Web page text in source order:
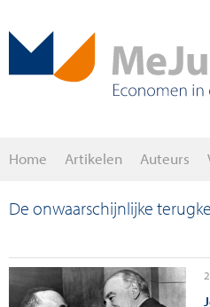
Home Artikelen Auteurs
De onwaarschijnlijke